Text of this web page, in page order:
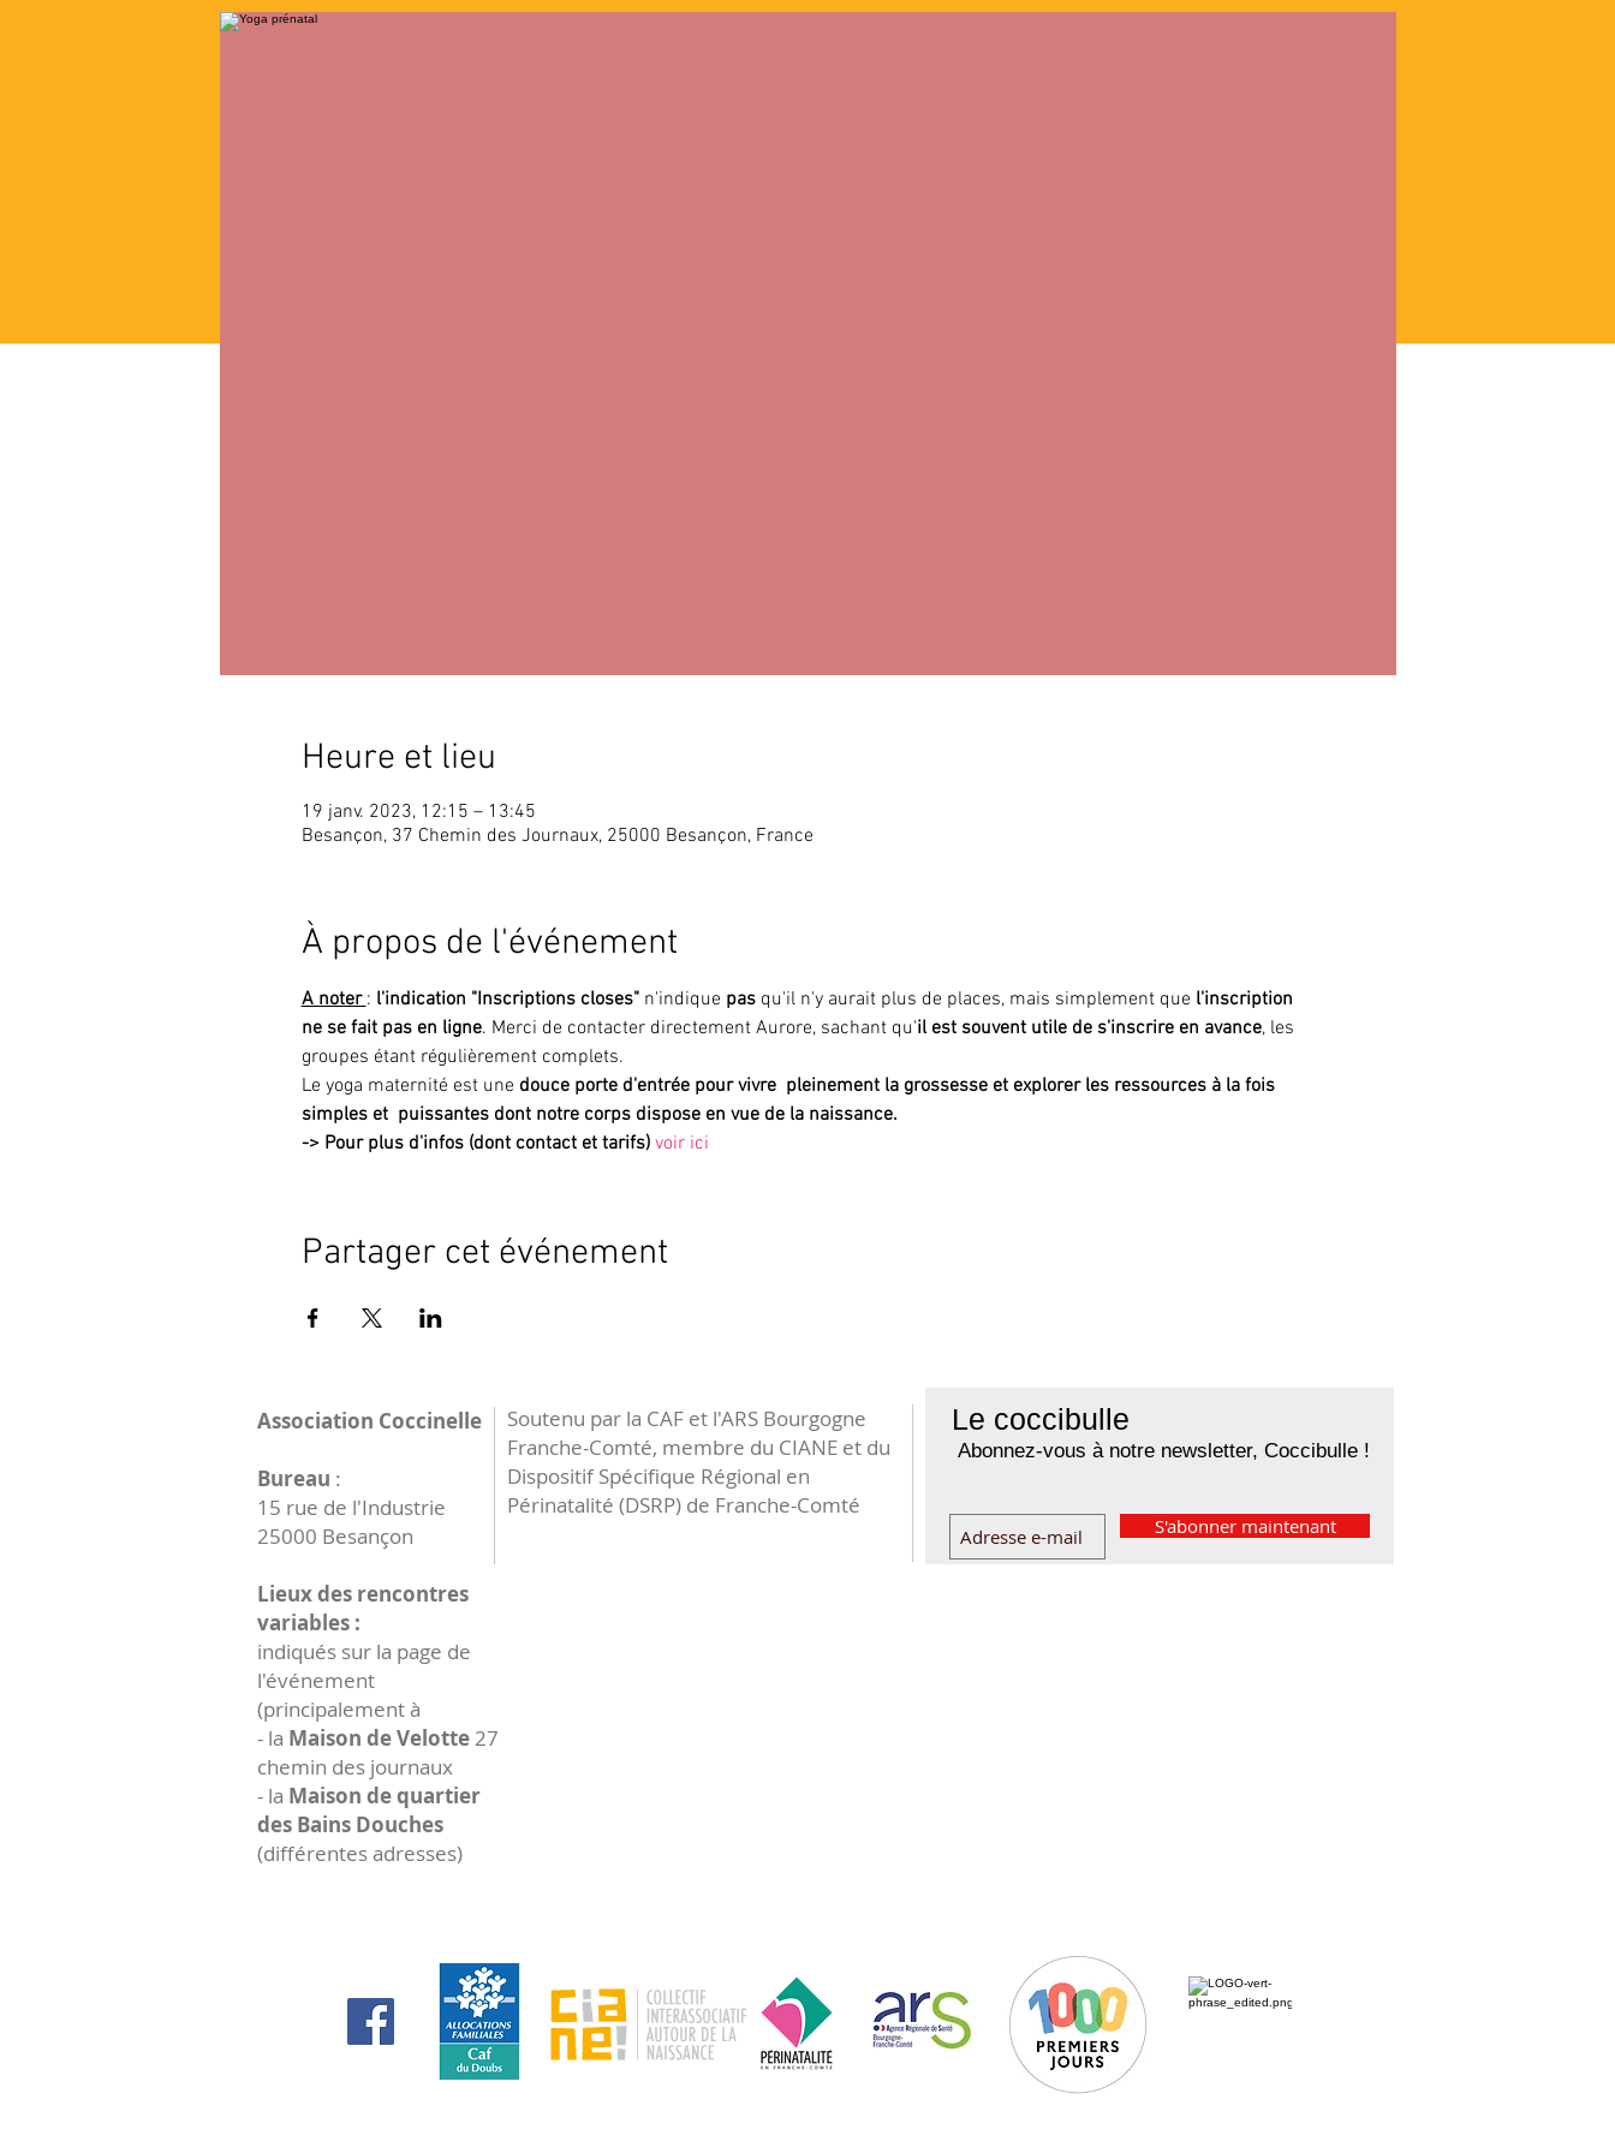
Heure et lieu
19 janv. 2023, 12:15 – 13:45
Besançon, 37 Chemin des Journaux, 25000 Besançon, France
À propos de l'événement
A noter : l'indication "Inscriptions closes" n'indique pas qu'il n'y aurait plus de places, mais simplement que l'inscription
ne se fait pas en ligne. Merci de contacter directement Aurore, sachant qu'il est souvent utile de s'inscrire en avance, les
groupes étant régulièrement complets.
Le yoga maternité est une douce porte d'entrée pour vivre  pleinement la grossesse et explorer les ressources à la fois
simples et  puissantes dont notre corps dispose en vue de la naissance.
-> Pour plus d'infos (dont contact et tarifs) voir ici
Partager cet événement
Le coccibulle
Abonnez-vous à notre newsletter, Coccibulle !
S'abonner maintenant
Association Coccinelle
Bureau :
15 rue de l'Industrie
25000 Besançon
Lieux des rencontres
variables :
indiqués sur la page de
l'événement
(principalement à
- la Maison de Velotte27
chemin des journaux
- la Maison de quartier
des Bains Douches
(différentes adresses)
Soutenu par la CAF et l'ARS Bourgogne
Franche-Comté, membre du CIANE et du
Dispositif Spécifique Régional en
Périnatalité (DSRP) de Franche-Comté